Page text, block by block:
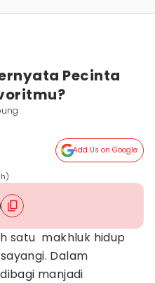
Pecinta
Add Us on Google
satu makhluk hidup
Dalam
manjadi